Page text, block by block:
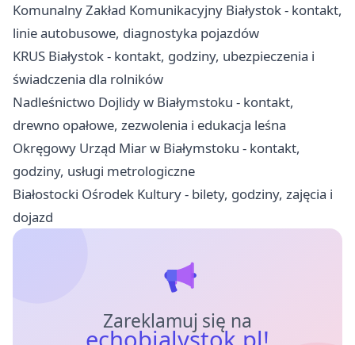
Komunalny Zakład Komunikacyjny Białystok - kontakt,
linie autobusowe, diagnostyka pojazdów
KRUS Białystok - kontakt, godziny, ubezpieczenia i
świadczenia dla rolników
Nadleśnictwo Dojlidy w Białymstoku - kontakt,
drewno opałowe, zezwolenia i edukacja leśna
Okręgowy Urząd Miar w Białymstoku - kontakt,
godziny, usługi metrologiczne
Białostocki Ośrodek Kultury - bilety, godziny, zajęcia i
dojazd
Zareklamuj się na